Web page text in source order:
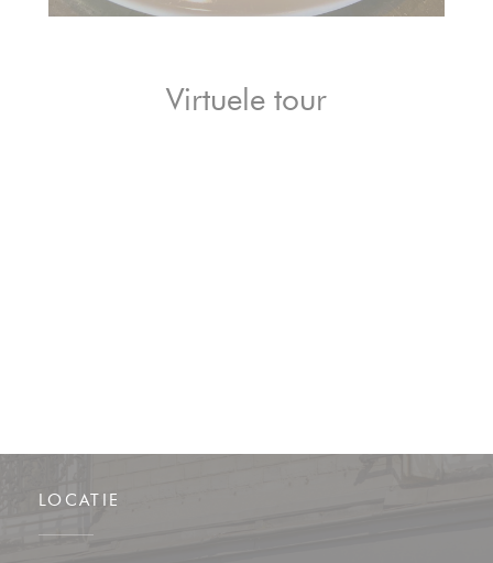
Virtuele tour
LOCATIE